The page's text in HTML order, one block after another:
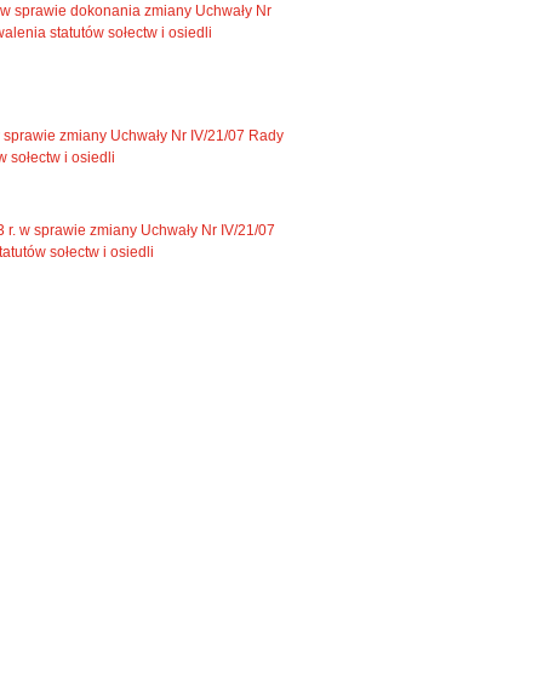
sprawie dokonania zmiany Uchwały Nr
statutów sołectw i osiedli
zmiany Uchwały Nr IV/21/07 Rady
sołectw i osiedli
w sprawie zmiany Uchwały Nr IV/21/07
sołectw i osiedli